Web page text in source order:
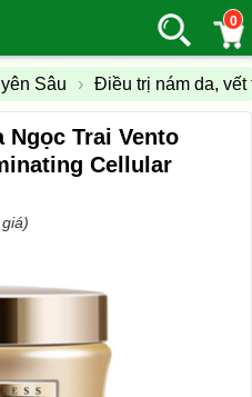
0
Sâu › Điều trị nám da, vết
Ngọc Trai Vento
Cellular
)